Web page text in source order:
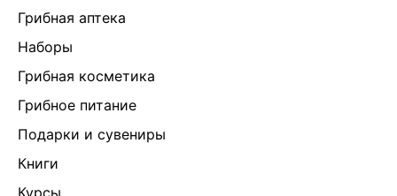
Грибная аптека
Наборы
Грибная косметика
Грибное питание
Подарки и сувениры
Книги
Курсы